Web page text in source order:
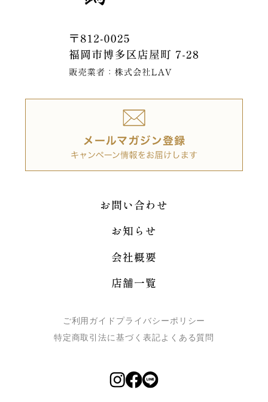
お問い合わせ
お知らせ
会社概要
店舗一覧
ご利用ガイド プライバシーポリシー
特定商取引法に基づく表記よくある質問